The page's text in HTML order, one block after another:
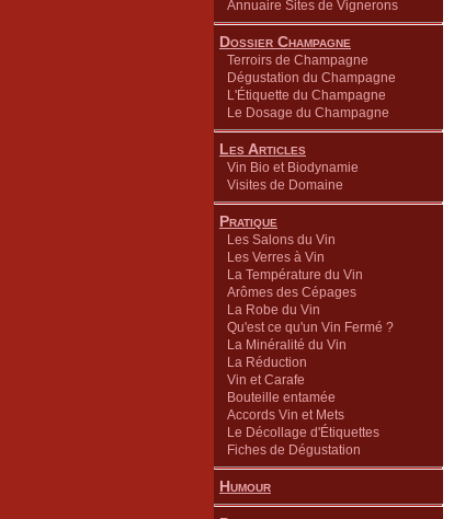
Annuaire Sites de Vignerons
Dossier Champagne
Terroirs de Champagne
Dégustation du Champagne
L'Étiquette du Champagne
Le Dosage du Champagne
Les Articles
Vin Bio et Biodynamie
Visites de Domaine
Pratique
Les Salons du Vin
Les Verres à Vin
La Température du Vin
Arômes des Cépages
La Robe du Vin
Qu'est ce qu'un Vin Fermé ?
La Minéralité du Vin
La Réduction
Vin et Carafe
Bouteille entamée
Accords Vin et Mets
Le Décollage d'Étiquettes
Fiches de Dégustation
Humour